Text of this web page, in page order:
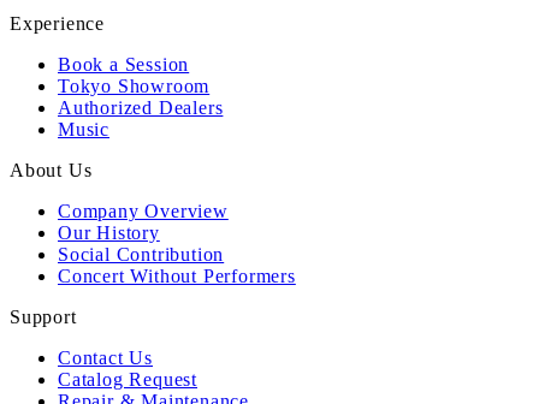
Experience
Book a Session
Tokyo Showroom
Authorized Dealers
Music
About Us
Company Overview
Our History
Social Contribution
Concert Without Performers
Support
Contact Us
Catalog Request